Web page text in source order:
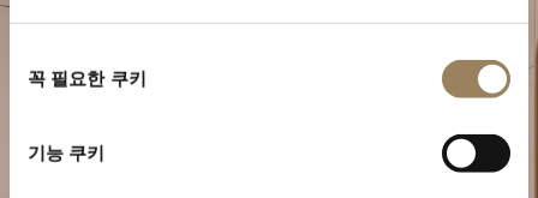
꼭 필요한 쿠키
기능 쿠키브레게의 시계 작품을 부티크에서 만나보십시오.